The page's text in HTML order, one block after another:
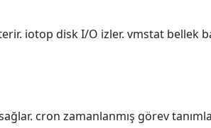
iotop disk I/O izler. vmstat bellek
cron zamanlanmış görev